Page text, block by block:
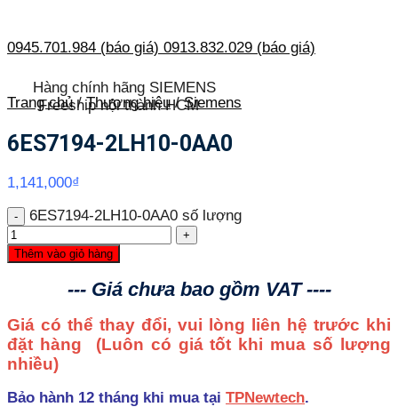
0945.701.984 (báo giá) 0913.832.029 (báo giá)
Hàng chính hãng SIEMENS
Freeship nội thành HCM
Trang chủ / Thương hiệu / Siemens
6ES7194-2LH10-0AA0
1,141,000₫
6ES7194-2LH10-0AA0 số lượng
Thêm vào giỏ hàng
--- Giá chưa bao gồm VAT ----
Giá có thể thay đổi, vui lòng liên hệ trước khi
đặt hàng (Luôn có giá tốt khi mua số lượng
nhiều)
Bảo hành 12 tháng khi mua tại TPNewtech.